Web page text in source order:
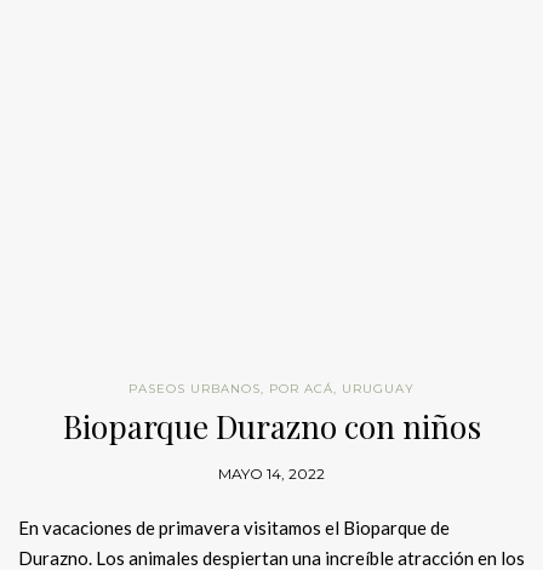
PASEOS URBANOS POR ACÁ URUGUAY
Bioparque Durazno con niños
MAYO 14, 2022
En vacaciones de primavera visitamos el Bioparque de
Durazno. Los animales despiertan una increíble atracción en los